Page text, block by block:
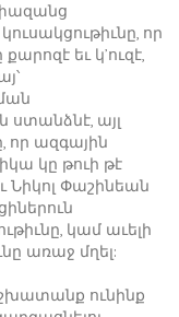
որ
եւ կ’ուզէ,
ստանձնէ, այլ
որ ազգային
կը թուի թէ
Նիկոլ Փաշինեան
կամ աւելի
առաջ մղել:
ունինք